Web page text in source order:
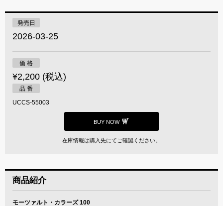
発売日
2026-03-25
価 格
¥2,200 (税込)
品 番
UCCS-55003
BUY NOW
在庫情報は購入先にてご確認ください。
商品紹介
モーツァルト・カラーズ 100